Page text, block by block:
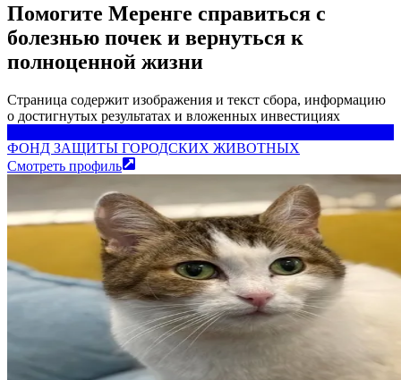
Помогите Меренге справиться с
болезнью почек и вернуться к
полноценной жизни
Страница содержит изображения и текст сбора, информацию
о достигнутых результатах и вложенных инвестициях
ФОНД ЗАЩИТЫ ГОРОДСКИХ ЖИВОТНЫХ
Смотреть профиль